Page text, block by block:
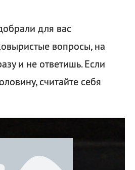
для вас
вопросы, на
и не ответишь. Если
считайте себя